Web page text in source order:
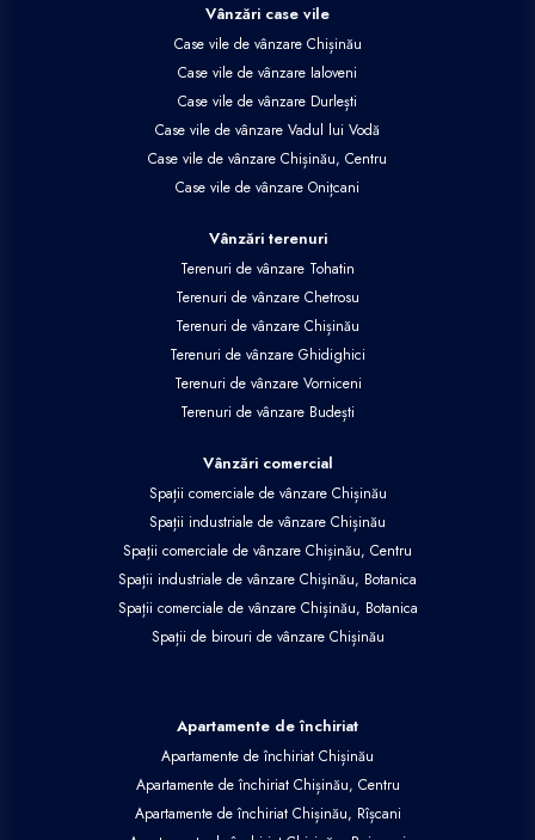
Vânzări case vile
Case vile de vânzare Chișinău
Case vile de vânzare Ialoveni
Case vile de vânzare Durlești
Case vile de vânzare Vadul lui Vodă
Case vile de vânzare Chișinău, Centru
Case vile de vânzare Onițcani
Vânzări terenuri
Terenuri de vânzare Tohatin
Terenuri de vânzare Chetrosu
Terenuri de vânzare Chișinău
Terenuri de vânzare Ghidighici
Terenuri de vânzare Vorniceni
Terenuri de vânzare Budești
Vânzări comercial
Spații comerciale de vânzare Chișinău
Spații industriale de vânzare Chișinău
Spații comerciale de vânzare Chișinău, Centru
Spații industriale de vânzare Chișinău, Botanica
Spații comerciale de vânzare Chișinău, Botanica
Spații de birouri de vânzare Chișinău
Apartamente de închiriat
Apartamente de închiriat Chișinău
Apartamente de închiriat Chișinău, Centru
Apartamente de închiriat Chișinău, Rîșcani